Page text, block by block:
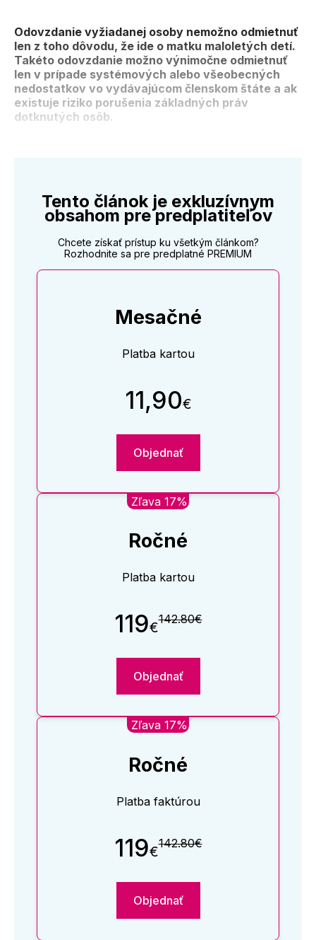
Odovzdanie vyžiadanej osoby nemožno odmietnuť
len z toho dôvodu, že ide o matku maloletých detí.
Takéto odovzdanie možno výnimočne odmietnuť
len v prípade systémových alebo všeobecných
nedostatkov vo vydávajúcom členskom štáte a ak
existuje riziko porušenia základných práv
dotknutých osôb.
Tento článok je exkluzívnym
obsahom pre predplatiteľov
Chcete získať prístup ku všetkým článkom?
Rozhodnite sa pre predplatné PREMIUM
Mesačné
Platba kartou
11,90€
Objednať
Zľava 17%
Ročné
Platba kartou
119€142.80€
Objednať
Zľava 17%
Ročné
Platba faktúrou
119€142.80€
Objednať